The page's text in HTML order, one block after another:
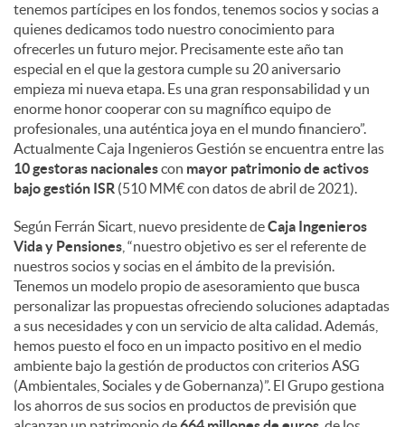
tenemos partícipes en los fondos, tenemos socios y socias a
quienes dedicamos todo nuestro conocimiento para
ofrecerles un futuro mejor. Precisamente este año tan
especial en el que la gestora cumple su 20 aniversario
empieza mi nueva etapa. Es una gran responsabilidad y un
enorme honor cooperar con su magnífico equipo de
profesionales, una auténtica joya en el mundo financiero”.
Actualmente Caja Ingenieros Gestión se encuentra entre las
10 gestoras nacionalescon mayor patrimonio de activos
bajo gestión ISR (510 MM€ con datos de abril de 2021).
Según Ferrán Sicart, nuevo presidente deCaja Ingenieros
Vida y Pensiones , “nuestro objetivo es ser el referente de
nuestros socios y socias en el ámbito de la previsión.
Tenemos un modelo propio de asesoramiento que busca
personalizar las propuestas ofreciendo soluciones adaptadas
a sus necesidades y con un servicio de alta calidad. Además,
hemos puesto el foco en un impacto positivo en el medio
ambiente bajo la gestión de productos con criterios ASG
(Ambientales, Sociales y de Gobernanza)”. El Grupo gestiona
los ahorros de sus socios en productos de previsión que